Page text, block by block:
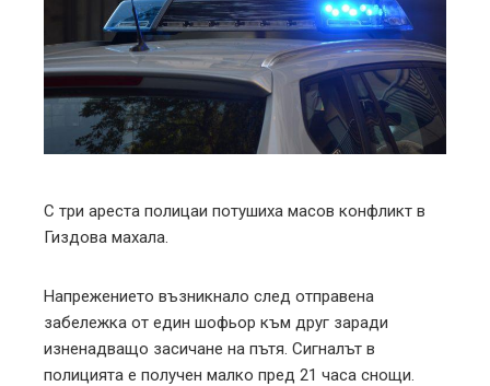
С три ареста полицаи потушиха масов конфликт в
Гиздова махала.
Напрежението възникнало след отправена
забележка от един шофьор към друг заради
изненадващо засичане на пътя. Сигналът в
полицията е получен малко пред 21 часа снощи.